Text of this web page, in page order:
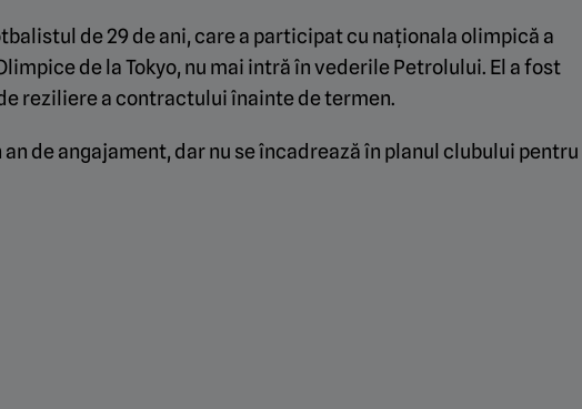
de 29 de ani, care a participat cu naționala olimpică a
de la Tokyo, nu mai intră în vederile Petrolului. El a fost
reziliere a contractului înainte de termen.
de angajament, dar nu se încadrează în planul clubului pentru